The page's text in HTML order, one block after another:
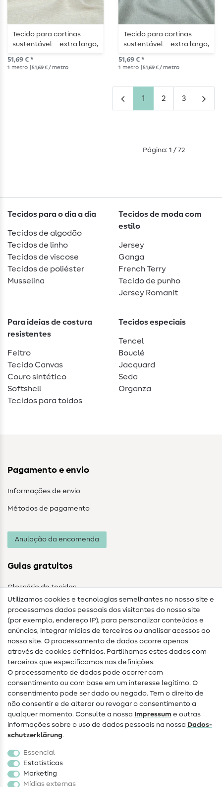
Tecido para cortinas
sustentável – extra largo,
310 cm, em tom natural
mesclado
51,69 € *
1 metro | 51,69 € / metro
Tecido para cortinas
sustentável – extra largo,
310 cm, em cinzento
mesclado
51,69 € *
1 metro | 51,69 € / metro
1 2 3
Página: 1 / 72
Tecidos para o dia a dia
Tecidos de algodão
Tecidos de linho
Tecidos de viscose
Tecidos de poliéster
Musselina
Tecidos de moda com
estilo
Jersey
Ganga
French Terry
Tecido de punho
Jersey Romanit
Para ideias de costura
resistentes
Feltro
Tecido Canvas
Couro sintético
Softshell
Tecidos para toldos
Tecidos especiais
Tencel
Bouclé
Jacquard
Seda
Organza
Pagamento e envio
Informações de envio
Métodos de pagamento
Anulação da encomenda
Guias gratuitos
Glossário de tecidos
Guias de costura
Ajuda e contacto
Contacto
Mudança de proprietário
Perguntas frequentes (FAQ)
Direito de cancelamento
Popular
Tecidos
Acessórios de costura
Utilizamos cookies e tecnologias semelhantes no nosso site e
processamos dados pessoais dos visitantes do nosso site
(por exemplo, endereço IP), para personalizar conteúdos e
anúncios, integrar mídias de terceiros ou analisar acessos ao
nosso site. O processamento de dados ocorre apenas
através de cookies definidos. Partilhamos estes dados com
terceiros que especificamos nas definições.
O processamento de dados pode ocorrer com
consentimento ou com base em um interesse legítimo. O
consentimento pode ser dado ou negado. Tem o direito de
não consentir e de alterar ou revogar o consentimento a
qualquer momento. Consulte a nossa Impressum e outras
informações sobre o uso de dados pessoais na nossa Dados­
schutz­erklärung.
Essencial
Estatísticas
Marketing
Mídias externas